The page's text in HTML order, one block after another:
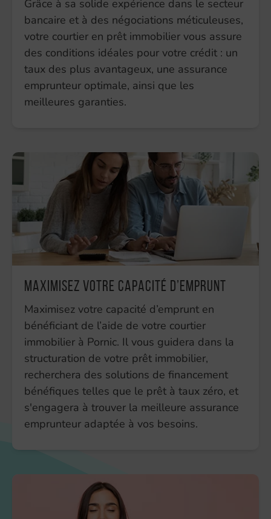
Grâce à sa solide expérience dans le secteur
bancaire et à des négociations méticuleuses,
votre courtier en prêt immobilier vous assure
des conditions idéales pour votre crédit : un
taux des plus avantageux, une assurance
emprunteur optimale, ainsi que les
meilleures garanties.
Maximisez votre capacité d’emprunt
Maximisez votre capacité d’emprunt en
bénéficiant de l’aide de votre courtier
immobilier à Pornic. Il vous guidera dans la
structuration de votre prêt immobilier,
recherchera des solutions de financement
bénéfiques telles que le prêt à taux zéro, et
s'engagera à trouver la meilleure assurance
emprunteur adaptée à vos besoins.